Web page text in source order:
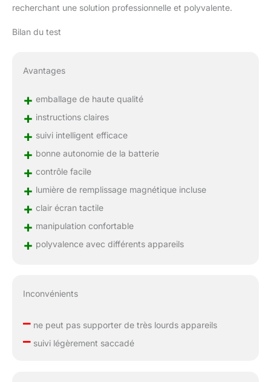
angles bas avec moins
installer d'autres
lumières de remplissage,
etc. sans acheter
recherchant une solution professionnelle et polyvalente.
Bilan du test
Avantages
+ emballage de haute qualité
+ instructions claires
+ suivi intelligent efficace
+ bonne autonomie de la batterie
+ contrôle facile
+ lumière de remplissage magnétique incluse
+ clair écran tactile
+ manipulation confortable
+ polyvalence avec différents appareils
Inconvénients
–ne peut pas supporter de très lourds appareils
–suivi légèrement saccadé